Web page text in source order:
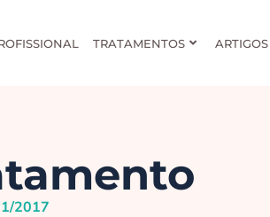
TRATAMENTOS ARTIGOS
2017